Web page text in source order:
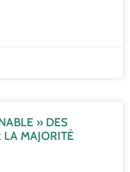
» DES
LA MAJORITÉ